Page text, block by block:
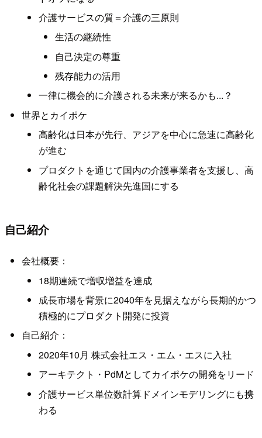
介護サービスの質＝介護の三原則
生活の継続性
自己決定の尊重
残存能力の活用
一律に機会的に介護される未来が来るかも...？
世界とカイポケ
高齢化は日本が先行、アジアを中心に急速に高齢化
が進む
プロダクトを通じて国内の介護事業者を支援し、高
齢化社会の課題解決先進国にする
自己紹介
会社概要：
18期連続で増収増益を達成
成長市場を背景に2040年を見据えながら長期的かつ
積極的にプロダクト開発に投資
自己紹介：
2020年10月 株式会社エス・エム・エスに入社
アーキテクト・PdMとしてカイポケの開発をリード
介護サービス単位数計算ドメインモデリングにも携
わる